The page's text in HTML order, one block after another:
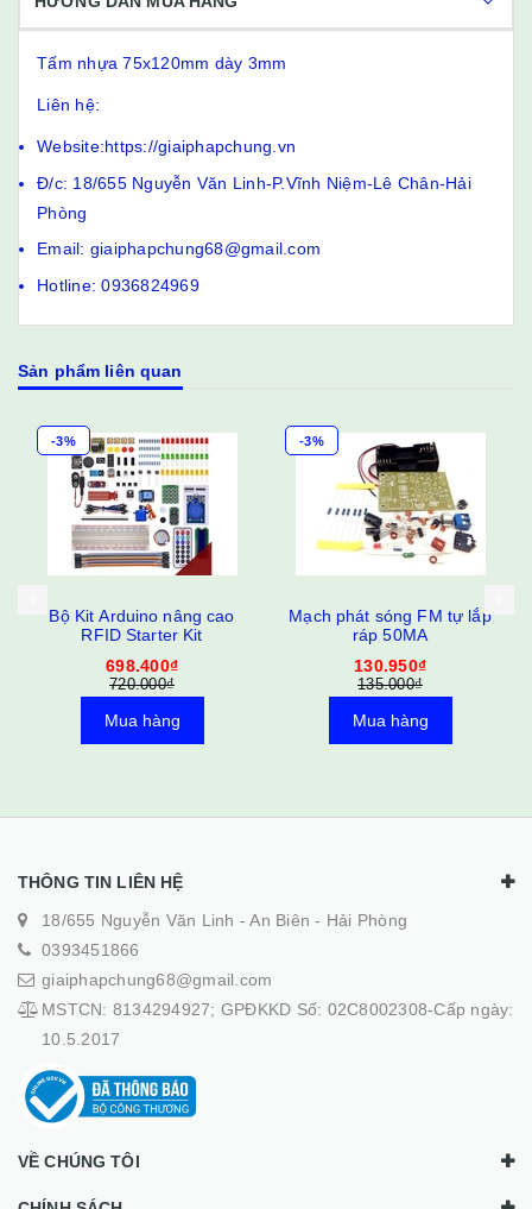
Tấm nhựa 75x120mm dày 3mm
Liên hệ:
Website:https://giaiphapchung.vn
Đ/c: 18/655 Nguyễn Văn Linh-P.Vĩnh Niệm-Lê Chân-Hải
Phòng
Email: giaiphapchung68@gmail.com
Hotline: 0936824969
Sản phẩm liên quan
-3%
Mạch phát sóng FM tự lắp
ráp 50MA
130.950₫
135.000₫
Mua hàng
-3%
Mạch phát sóng FM tự lắp
ráp 29MA
121.250₫
125.000₫
Mua hàng
THÔNG TIN LIÊN HỆ
18/655 Nguyễn Văn Linh - An Biên - Hải Phòng
0393451866
giaiphapchung68@gmail.com
MSTCN: 8134294927; GPĐKKD Số: 02C8002308-Cấp ngày:
10.5.2017
VỀ CHÚNG TÔI